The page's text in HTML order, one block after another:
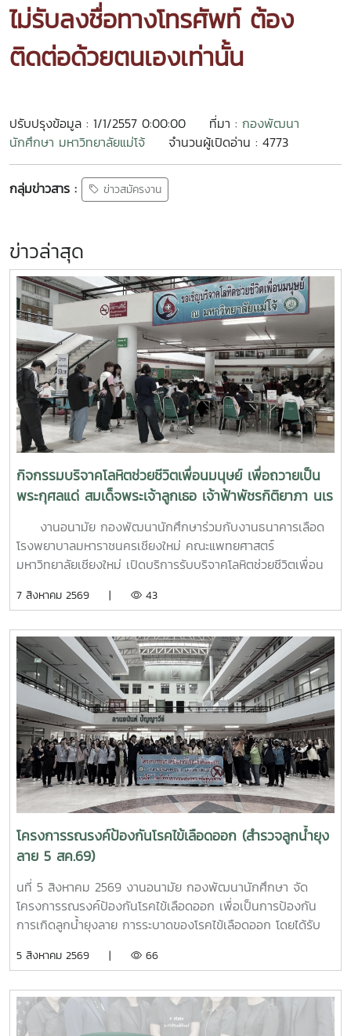
ไม่รับลงชื่อทางโทรศัพท์ ต้อง
ติดต่อด้วยตนเองเท่านั้น
ปรับปรุงข้อมูล : 1/1/2557 0:00:00 ที่มา : กองพัฒนา
นักศึกษา มหาวิทยาลัยแม่โจ้
จำนวนผู้เปิดอ่าน : 4773
กลุ่มข่าวสาร : ข่าวสมัครงาน
ข่าวล่าสุด
กิจกรรมบริจาคโลหิตช่วยชีวิตเพื่อนมนุษย์ เพื่อถวายเป็น
พระกุศลแด่ สมเด็จพระเจ้าลูกเธอ เจ้าฟ้าพัชรกิติยาภา นเร
นทิราเทพยวดี กรมหลวงราช สาริณีสิริพัชร มหาวัชรราช
ธิดา (สวนดอก 7 สค.69)
งานอนามัย กองพัฒนานักศึกษาร่วมกับงานธนาคารเลือด
โรงพยาบาลมหาราชนครเชียงใหม่ คณะแพทยศาสตร์
มหาวิทยาลัยเชียงใหม่ เปิดบริการรับบริจาคโลหิตช่วยชีวิตเพื่อน
รกิติยาภา นเรนทิราเทพยวดี กรมหลวงราช สาริณีสิริพัชร มหา
น. ณ ลานอนันต์ ปัญญาวีร์ อาคารอำนวย ยศสุขนักศึกษาที่เข้า
ร่วมบริจาคจะได้ชั่วโมงกิจกรรมด้านจิตอาสา ครั้งละ 8 ชั่วโมง-
วันที่ 7 สิงหาคม 2569 มีผู้ประสงค์บริจาคโลหิต จำนวน 95 คน
ผ่านเกณฑ์สามารถบริจาคโลหิตได้ จำนวน 63 คน ( 28,350 CC.)
7 สิงหาคม 2569 | 43
โครงการรณรงค์ป้องกันโรคไข้เลือดออก (สำรวจลูกน้ำยุง
ลาย 5 สค.69)
นที่ 5 สิงหาคม 2569 งานอนามัย กองพัฒนานักศึกษา จัด
โครงการรณรงค์ป้องกันโรคไข้เลือดออก เพื่อเป็นการป้องกัน
การเกิดลูกน้ำยุงลาย การระบาดของโรคไข้เลือดออก โดยได้รับ
นักศึกษาจิตอาสา ร่วมกันสำรวจทำลายแหล่งเพาะพันธุ์ยุงลาย
มหาวิทยาลัยแม่โจ้ ทั้งนี้ได้รับความอนุเคราะห์รถรับนักศึกษาจาก
กองกายภาพและสิ่งแวดล้อม
5 สิงหาคม 2569 | 66